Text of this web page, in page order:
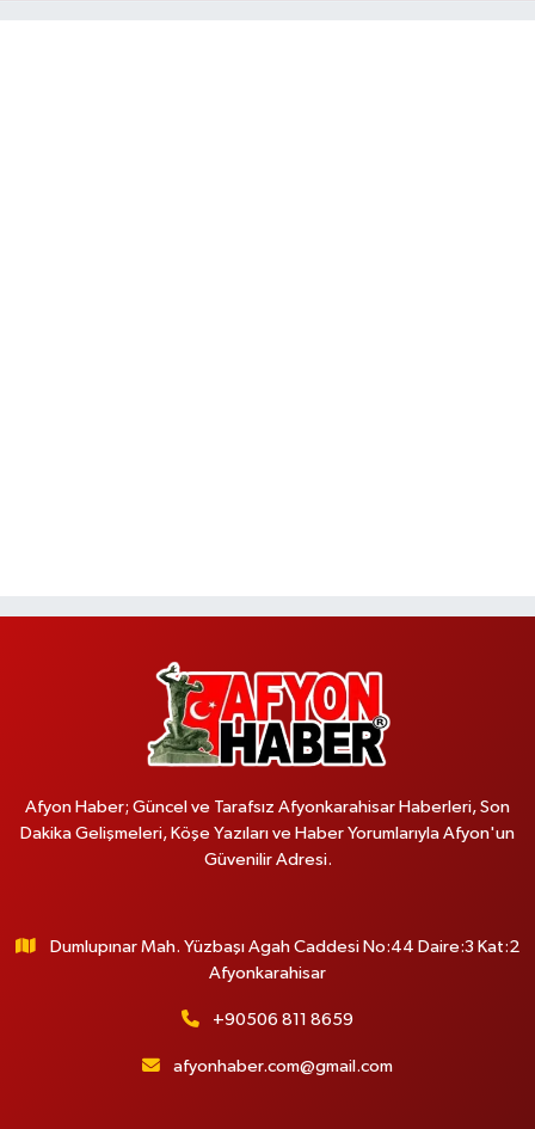
Afyon Haber; Güncel ve Tarafsız Afyonkarahisar Haberleri, Son
Dakika Gelişmeleri, Köşe Yazıları ve Haber Yorumlarıyla Afyon'un
Güvenilir Adresi.
Dumlupınar Mah. Yüzbaşı Agah Caddesi No:44 Daire:3 Kat:2
Afyonkarahisar
+90506 811 8659
afyonhaber.com@gmail.com